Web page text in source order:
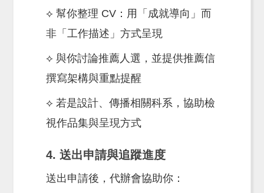
⟡ 幫你整理 CV：用「成就導向」而
非「工作描述」方式呈現
⟡ 與你討論推薦人選，並提供推薦信
撰寫架構與重點提醒
⟡ 若是設計、傳播相關科系，協助檢
視作品集與呈現方式
4. 送出申請與追蹤進度
送出申請後，代辦會協助你：